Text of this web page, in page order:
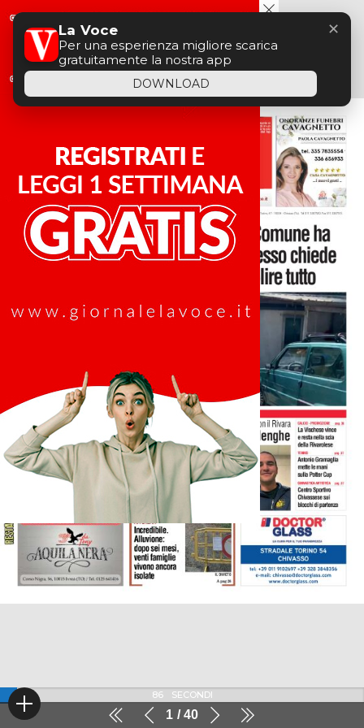
1 40
86 SECONDI
La Voce
Per una esperienza migliore scarica
gratuitamente la nostra app
DOWNLOAD
✕
Menu